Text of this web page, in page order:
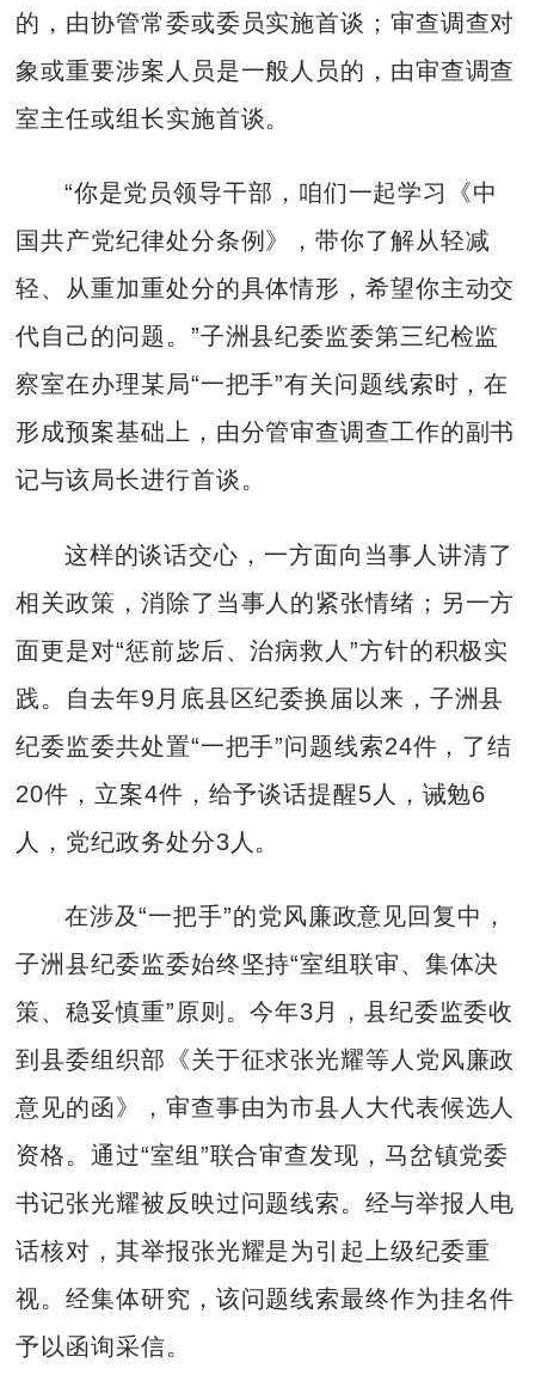
的，由协管常委或委员实施首谈；审查调查对
象或重要涉案人员是一般人员的，由审查调查
室主任或组长实施首谈。
“你是党员领导干部，咱们一起学习《中
国共产党纪律处分条例》，带你了解从轻减
轻、从重加重处分的具体情形，希望你主动交
代自己的问题。”子洲县纪委监委第三纪检监
察室在办理某局“一把手”有关问题线索时，在
形成预案基础上，由分管审查调查工作的副书
记与该局长进行首谈。
这样的谈话交心，一方面向当事人讲清了
相关政策，消除了当事人的紧张情绪；另一方
面更是对“惩前毖后、治病救人”方针的积极实
践。自去年9月底县区纪委换届以来，子洲县
纪委监委共处置“一把手”问题线索24件，了结
20件，立案4件，给予谈话提醒5人，诫勉6
人，党纪政务处分3人。
在涉及“一把手”的党风廉政意见回复中，
子洲县纪委监委始终坚持“室组联审、集体决
策、稳妥慎重”原则。今年3月，县纪委监委收
到县委组织部《关于征求张光耀等人党风廉政
意见的函》，审查事由为市县人大代表候选人
资格。通过“室组”联合审查发现，马岔镇党委
书记张光耀被反映过问题线索。经与举报人电
话核对，其举报张光耀是为引起上级纪委重
视。经集体研究，该问题线索最终作为挂名件
予以函询采信。